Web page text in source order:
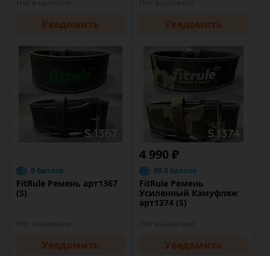
Уведомить Уведомить
0 баллов
FitRule Ремень арт1367
(S)
Уведомить
4 990 ₽
99.8 баллов
FitRule Ремень
Усиленный Камуфляж
арт1374 (S)
Уведомить